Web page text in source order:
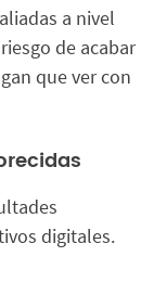
a nivel
de acabar
que ver con
digitales.